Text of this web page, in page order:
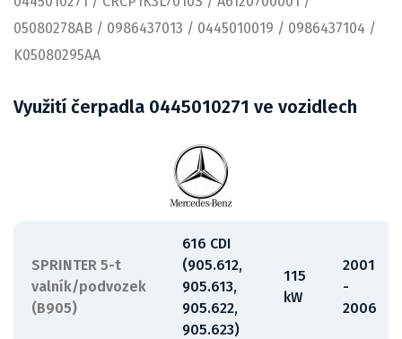
05080278AB / 0986437013 / 0445010019 / 0986437104 /
K05080295AA
Využití čerpadla 0445010271 ve vozidlech
SPRINTER 5-t
valník/podvozek
(B905)
616 CDI
(905.612,
905.613,
905.622,
905.623)
115
kW
2001
-
2006